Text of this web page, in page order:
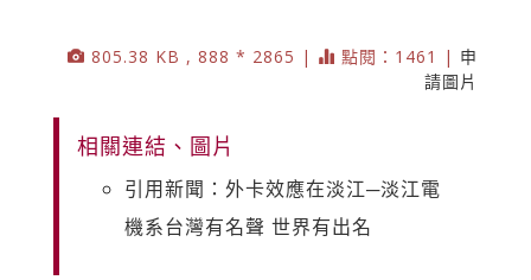
805.38 KB , 888 * 2865 | 點閱：1461 | 申
請圖片
相關連結、圖片
引用新聞：外卡效應在淡江─淡江電
機系台灣有名聲 世界有出名